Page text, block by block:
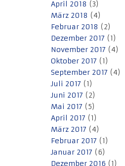
April 2018 (3)
März 2018 (4)
Februar 2018 (2)
Dezember 2017 (1)
November 2017 (4)
Oktober 2017 (1)
September 2017 (4)
Juli 2017 (1)
Juni 2017 (2)
Mai 2017 (5)
April 2017 (1)
März 2017 (4)
Februar 2017 (1)
Januar 2017 (6)
Dezember 2016 (1)